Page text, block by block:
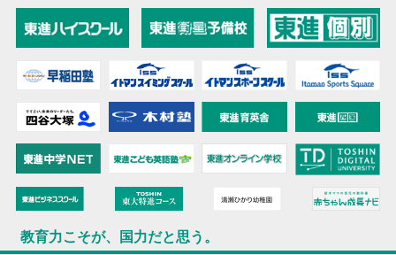
教育力こそが、国力だと思う。